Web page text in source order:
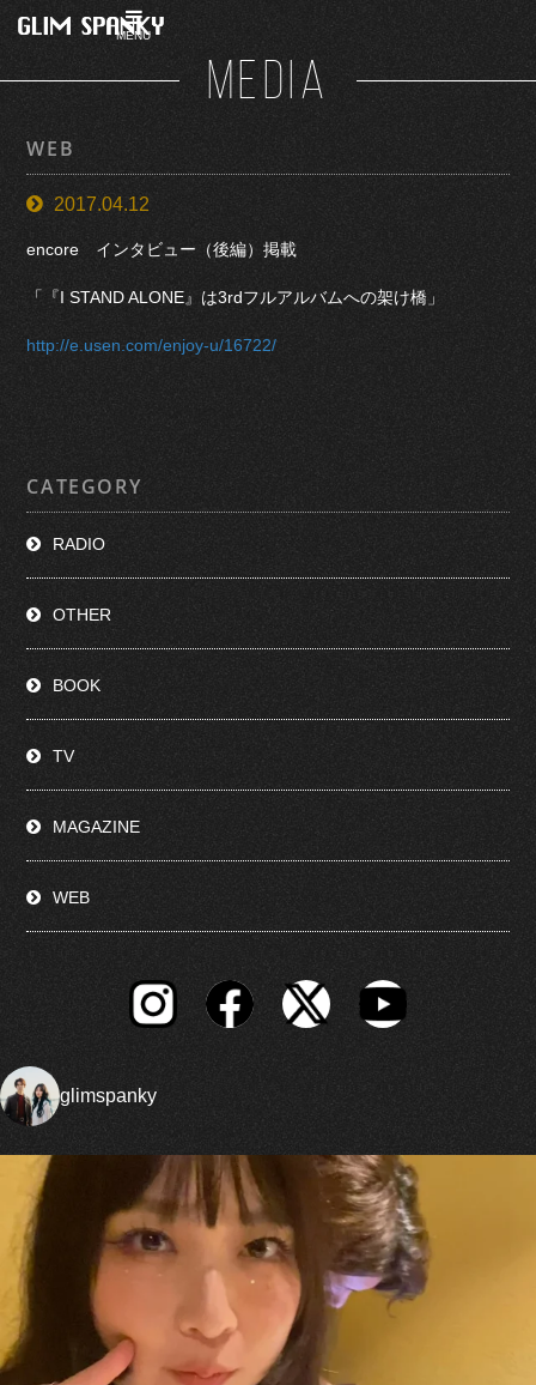
MENU
MEDIA
WEB
2017.04.12
encore インタビュー（後編）掲載
「『I STAND ALONE』は3rdフルアルバムへの架け橋」
http://e.usen.com/enjoy-u/16722/
CATEGORY
RADIO
OTHER
BOOK
TV
MAGAZINE
WEB
glimspanky